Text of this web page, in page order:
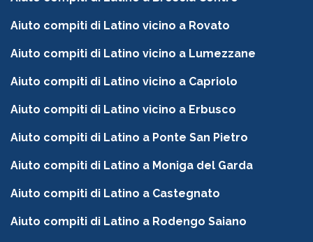
Aiuto compiti di Latino vicino a Rovato
Aiuto compiti di Latino vicino a Lumezzane
Aiuto compiti di Latino vicino a Capriolo
Aiuto compiti di Latino vicino a Erbusco
Aiuto compiti di Latino a Ponte San Pietro
Aiuto compiti di Latino a Moniga del Garda
Aiuto compiti di Latino a Castegnato
Aiuto compiti di Latino a Rodengo Saiano